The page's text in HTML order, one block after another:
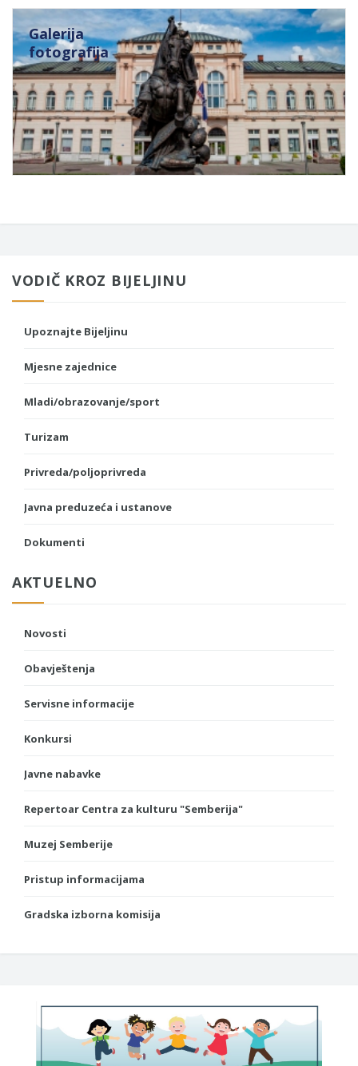
Galerija
fotografija
VODIČ KROZ BIJELJINU
Upoznajte Bijeljinu
Mjesne zajednice
Mladi/obrazovanje/sport
Turizam
Privreda/poljoprivreda
Javna preduzeća i ustanove
Dokumenti
AKTUELNO
Novosti
Obavještenja
Servisne informacije
Konkursi
Javne nabavke
Repertoar Centra za kulturu "Semberija"
Muzej Semberije
Pristup informacijama
Gradska izborna komisija